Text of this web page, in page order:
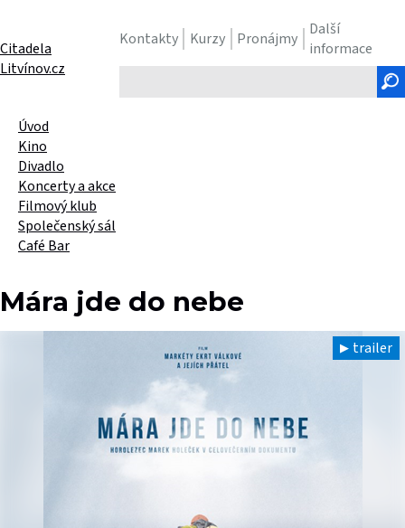
Kontakty Kurzy Pronájmy
Další
informace
text
Citadela
Litvínov.cz
Úvod
Kino
Divadlo
Koncerty a akce
Filmový klub
Společenský sál
Café Bar
Mára jde do nebe
trailer